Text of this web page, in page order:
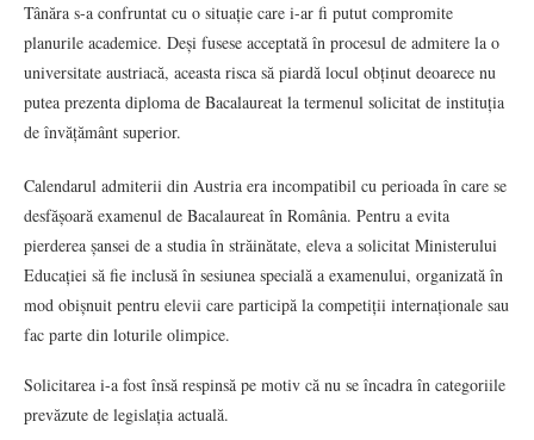
Tânăra s-a confruntat cu o situație care i-ar fi putut compromite
planurile academice. Deși fusese acceptată în procesul de admitere la o
universitate austriacă, aceasta risca să piardă locul obținut deoarece nu
putea prezenta diploma de Bacalaureat la termenul solicitat de instituția
de învățământ superior.
Calendarul admiterii din Austria era incompatibil cu perioada în care se
desfășoară examenul de Bacalaureat în România. Pentru a evita
pierderea șansei de a studia în străinătate, eleva a solicitat Ministerului
Educației să fie inclusă în sesiunea specială a examenului, organizată în
mod obișnuit pentru elevii care participă la competiții internaționale sau
fac parte din loturile olimpice.
Solicitarea i-a fost însă respinsă pe motiv că nu se încadra în categoriile
prevăzute de legislația actuală.